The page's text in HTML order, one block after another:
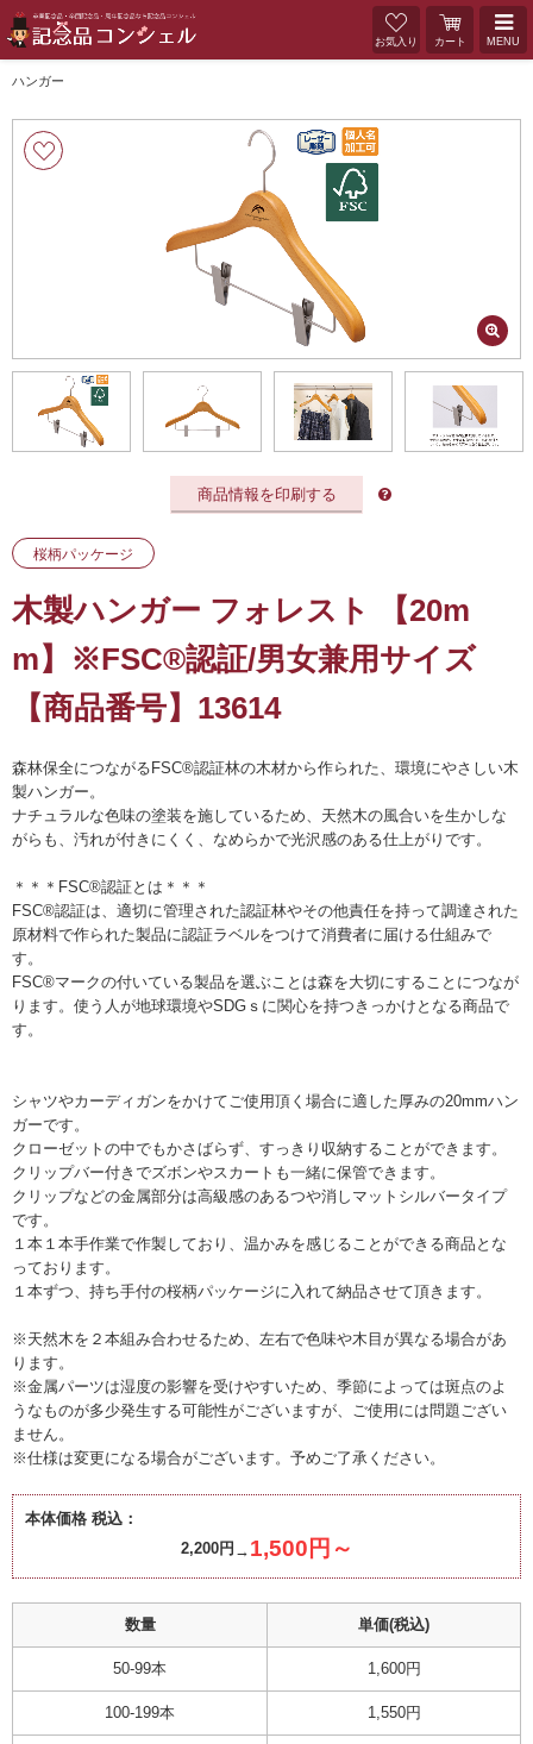
お気入り カート MENU
ハンガー
商品情報を印刷する
桜柄パッケージ
木製ハンガー フォレスト 【20m
m】※FSC®認証/男女兼用サイズ
【商品番号】13614
森林保全につながるFSC®認証林の木材から作られた、環境にやさしい木
製ハンガー。
ナチュラルな色味の塗装を施しているため、天然木の風合いを生かしな
がらも、汚れが付きにくく、なめらかで光沢感のある仕上がりです。
＊＊＊FSC®認証とは＊＊＊
FSC®認証は、適切に管理された認証林やその他責任を持って調達された
原材料で作られた製品に認証ラベルをつけて消費者に届ける仕組みで
す。
FSC®マークの付いている製品を選ぶことは森を大切にすることにつなが
ります。使う人が地球環境やSDGｓに関心を持つきっかけとなる商品で
す。
シャツやカーディガンをかけてご使用頂く場合に適した厚みの20mmハン
ガーです。
クローゼットの中でもかさばらず、すっきり収納することができます。
クリップバー付きでズボンやスカートも一緒に保管できます。
クリップなどの金属部分は高級感のあるつや消しマットシルバータイプ
です。
１本１本手作業で作製しており、温かみを感じることができる商品とな
っております。
１本ずつ、持ち手付の桜柄パッケージに入れて納品させて頂きます。
※天然木を２本組み合わせるため、左右で色味や木目が異なる場合があ
ります。
※金属パーツは湿度の影響を受けやすいため、季節によっては斑点のよ
うなものが多少発生する可能性がございますが、ご使用には問題ござい
ません。
※仕様は変更になる場合がございます。予めご了承ください。
本体価格 税込：
2,200円
1,500円～
数量 単価(税込)
50-99本 1,600円
100-199本 1,550円